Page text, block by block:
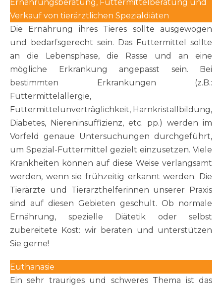
Ernährungsberatung, Futtermittelberatung und
Verkauf von tierärztlichen Spezialdiäten
Die Ernährung ihres Tieres sollte ausgewogen
und bedarfsgerecht sein. Das Futtermittel sollte
an die Lebensphase, die Rasse und an eine
mögliche Erkrankung angepasst sein. Bei
bestimmten Erkrankungen (z.B.:
Futtermittelallergie,
Futtermittelunverträglichkeit, Harnkristallbildung,
Diabetes, Niereninsuffizienz, etc. pp.) werden im
Vorfeld genaue Untersuchungen durchgeführt,
um Spezial-Futtermittel gezielt einzusetzen. Viele
Krankheiten können auf diese Weise verlangsamt
werden, wenn sie frühzeitig erkannt werden. Die
Tierärzte und Tierarzthelferinnen unserer Praxis
sind auf diesen Gebieten geschult. Ob normale
Ernährung, spezielle Diätetik oder selbst
zubereitete Kost: wir beraten und unterstützen
Sie gerne!
Euthanasie
Ein sehr trauriges und schweres Thema ist das